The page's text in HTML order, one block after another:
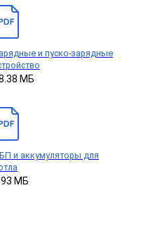
и пуско-зарядные
МБ
и аккумуляторы для
МБ